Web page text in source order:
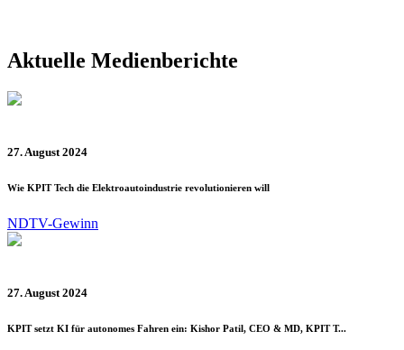
Aktuelle Medienberichte
27. August 2024
Wie KPIT Tech die Elektroautoindustrie revolutionieren will
NDTV-Gewinn
27. August 2024
KPIT setzt KI für autonomes Fahren ein: Kishor Patil, CEO & MD, KPIT T...